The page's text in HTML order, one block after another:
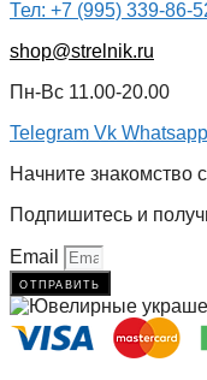
Тел: +7 (995) 339-86-
shop@strelnik.ru
Пн-Вс 11.00-20.00
Telegram Vk Whatsapp
Начните знакомство
Подпишитесь и
Email
отправить